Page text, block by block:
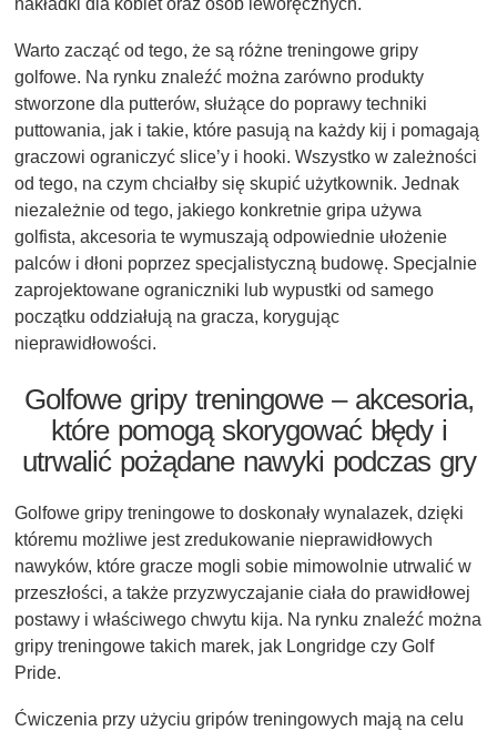
nakładki dla kobiet oraz osób leworęcznych.
Warto zacząć od tego, że są różne treningowe gripy
golfowe. Na rynku znaleźć można zarówno produkty
stworzone dla putterów, służące do poprawy techniki
puttowania, jak i takie, które pasują na każdy kij i pomagają
graczowi ograniczyć slice’y i hooki. Wszystko w zależności
od tego, na czym chciałby się skupić użytkownik. Jednak
niezależnie od tego, jakiego konkretnie gripa używa
golfista, akcesoria te wymuszają odpowiednie ułożenie
palców i dłoni poprzez specjalistyczną budowę. Specjalnie
zaprojektowane ograniczniki lub wypustki od samego
początku oddziałują na gracza, korygując
nieprawidłowości.
Golfowe gripy treningowe – akcesoria,
które pomogą skorygować błędy i
utrwalić pożądane nawyki podczas gry
Golfowe gripy treningowe to doskonały wynalazek, dzięki
któremu możliwe jest zredukowanie nieprawidłowych
nawyków, które gracze mogli sobie mimowolnie utrwalić w
przeszłości, a także przyzwyczajanie ciała do prawidłowej
postawy i właściwego chwytu kija. Na rynku znaleźć można
gripy treningowe takich marek, jak Longridge czy Golf
Pride.
Ćwiczenia przy użyciu gripów treningowych mają na celu